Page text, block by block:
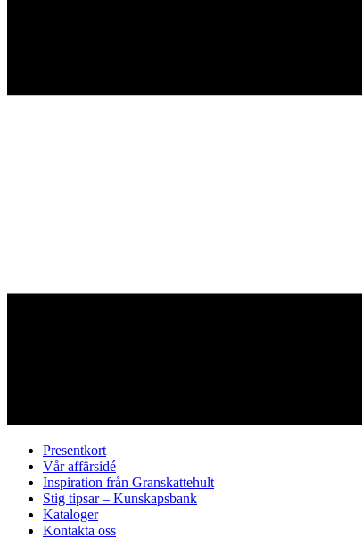
Presentkort
Vår affärsidé
Inspiration från Granskattehult
Stig tipsar – Kunskapsbank
Kataloger
Kontakta oss